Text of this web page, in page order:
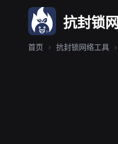
抗封锁
首页 › 抗封锁网络工具 ›